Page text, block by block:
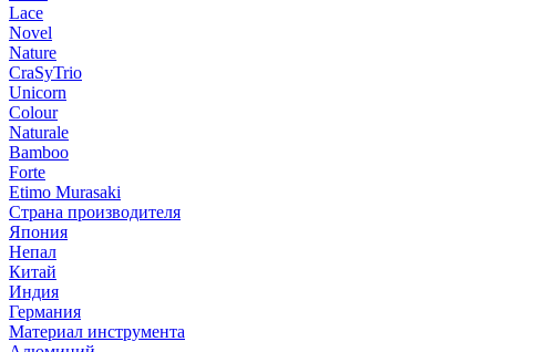
Lace
Novel
Nature
CraSyTrio
Unicorn
Colour
Naturale
Bamboo
Forte
Etimo Murasaki
Страна производителя
Япония
Непал
Китай
Индия
Германия
Материал инструмента